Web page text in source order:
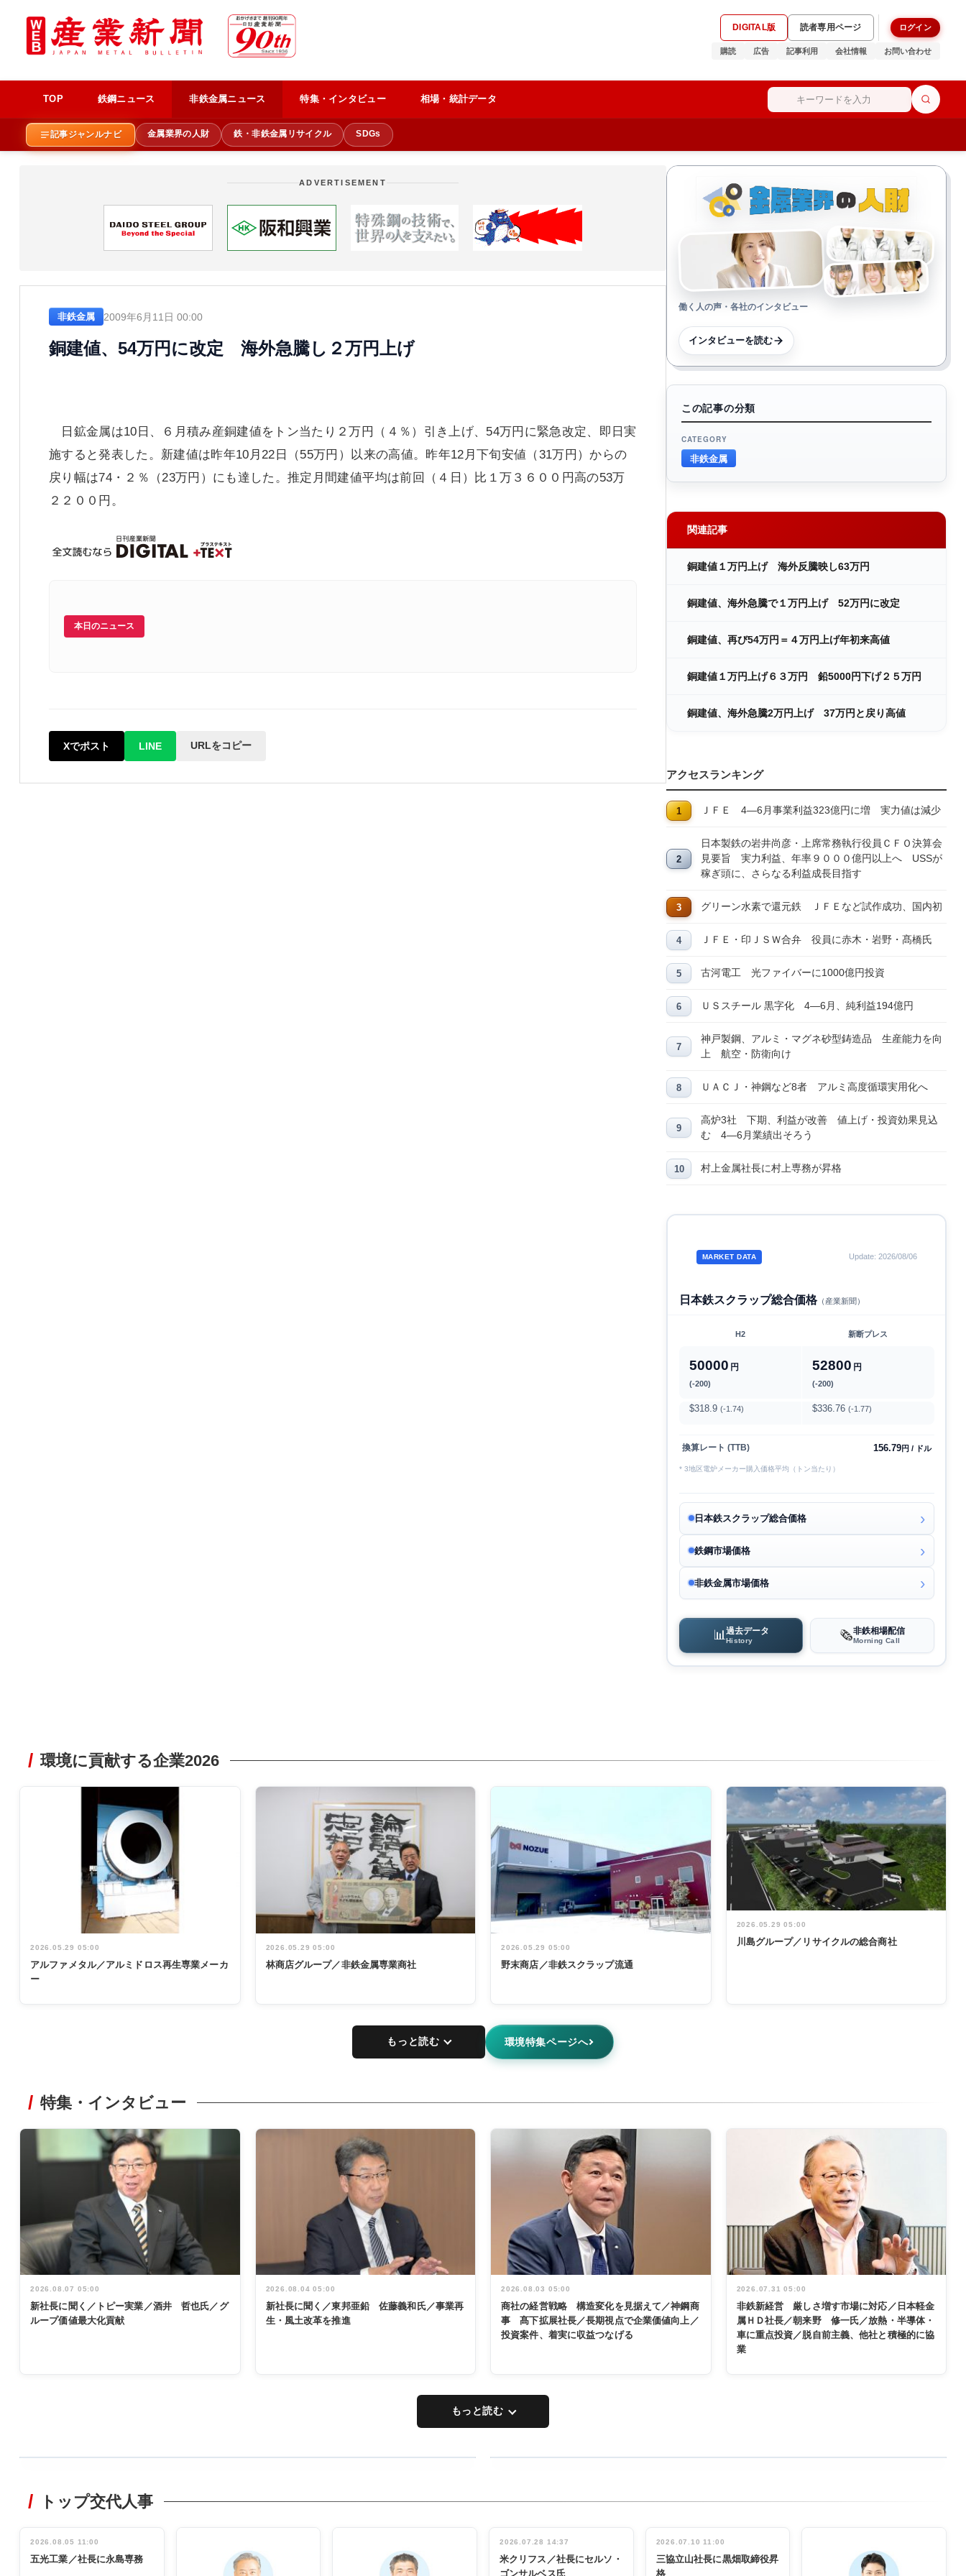
DIGITAL版 読者専用ページ ログイン
購読 広告 記事利用 会社情報 お問い合わせ
TOP 鉄鋼ニュース 非鉄金属ニュース 特集・インタビュー 相場・統計データ
記事ジャンルナビ 金属業界の人財 鉄・非鉄金属リサイクル SDGs
ADVERTISEMENT
非鉄金属 2009年6月11日 00:00
銅建値、54万円に改定 海外急騰し２万円上げ
日鉱金属は10日、６月積み産銅建値をトン当たり２万円（４％）引き上げ、54万円に緊急改定、即日実
施すると発表した。新建値は昨年10月22日（55万円）以来の高値。昨年12月下旬安値（31万円）からの
戻り幅は74・２％（23万円）にも達した。推定月間建値平均は前回（４日）比１万３６００円高の53万
２２００円。
本日のニュース
Xでポスト LINE URLをコピー
働く人の声・各社のインタビュー
インタビューを読む
この記事の分類
CATEGORY
非鉄金属
関連記事
銅建値１万円上げ 海外反騰映し63万円
銅建値、海外急騰で１万円上げ 52万円に改定
銅建値、再び54万円＝４万円上げ年初来高値
銅建値１万円上げ６３万円 鉛5000円下げ２５万円
銅建値、海外急騰2万円上げ 37万円と戻り高値
アクセスランキング
ＪＦＥ 4―6月事業利益323億円に増 実力値は減少
日本製鉄の岩井尚彦・上席常務執行役員ＣＦＯ決算会
見要旨 実力利益、年率９０００億円以上へ USSが
稼ぎ頭に、さらなる利益成長目指す
グリーン水素で還元鉄 ＪＦＥなど試作成功、国内初
ＪＦＥ・印ＪＳＷ合弁 役員に赤木・岩野・髙橋氏
古河電工 光ファイバーに1000億円投資
ＵＳスチール 黒字化 4―6月、純利益194億円
神戸製鋼、アルミ・マグネ砂型鋳造品 生産能力を向
上 航空・防衛向け
ＵＡＣＪ・神鋼など8者 アルミ高度循環実用化へ
高炉3社 下期、利益が改善 値上げ・投資効果見込
む 4―6月業績出そろう
村上金属社長に村上専務が昇格
MARKET DATA Update: 2026/08/06
日本鉄スクラップ総合価格（産業新聞）
H2 新断プレス
50000 円
(-200)
52800 円
(-200)
$318.9 (-1.74) $336.76 (-1.77)
換算レート (TTB) 156.79円 / ドル
* 3地区電炉メーカー購入価格平均（トン当たり）
日本鉄スクラップ総合価格
鉄鋼市場価格
非鉄金属市場価格
📊 過去データ
History 🗞️非鉄相場配信
Morning Call
環境に貢献する企業2026
2026.05.29 05:00
アルファメタル／アルミドロス再生専業メーカ
ー
2026.05.29 05:00
林商店グループ／非鉄金属専業商社
2026.05.29 05:00
野末商店／非鉄スクラップ流通
2026.05.29 05:00
川島グループ／リサイクルの総合商社
もっと読む 環境特集ページへ
特集・インタビュー
2026.08.07 05:00
新社長に聞く／トピー実業／酒井 哲也氏／グ
ループ価値最大化貢献
2026.08.04 05:00
新社長に聞く／東邦亜鉛 佐藤義和氏／事業再
生・風土改革を推進
2026.08.03 05:00
商社の経営戦略 構造変化を見据えて／神鋼商
事 髙下拡展社長／長期視点で企業価値向上／
投資案件、着実に収益つなげる
2026.07.31 05:00
非鉄新経営 厳しさ増す市場に対応／日本軽金
属ＨＤ社長／朝来野 修一氏／放熱・半導体・
車に重点投資／脱自前主義、他社と積極的に協
業
もっと読む
非鉄業界で
管理職編
インタビュ
ー／社内ア
INTERVIEW
念祝う 業界
関係者ら220
人出席
トップ交代人事
2026.08.05 11:00
五光工業／社長に永島専務
2026.07.28 14:37
米クリフス／社長にセルソ・
ゴンサルベス氏
2026.07.10 11:00
三協立山社長に黒畑取締役昇
格